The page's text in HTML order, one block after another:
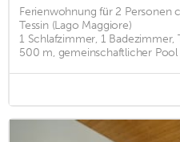
Ferienwohnung für 2 Personen
Tessin (Lago Maggiore)
1 Schlafzimmer, 1 Badezimmer,
500 m, gemeinschaftlicher Pool